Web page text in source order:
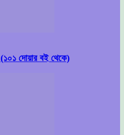
দোয়ার বই থেকে)